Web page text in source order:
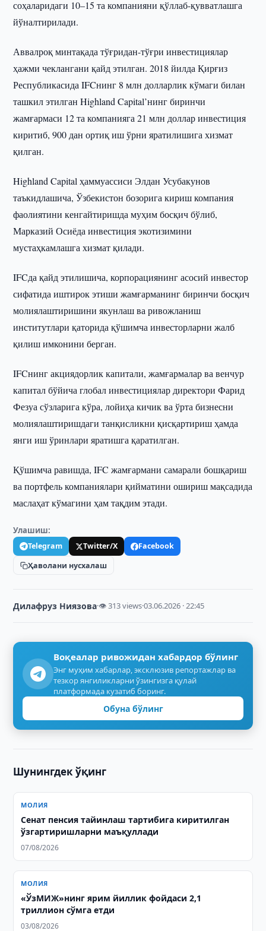
соҳаларидаги 10–15 та компанияни қўллаб-қувватлашга
йўналтирилади.
Аввалроқ минтақада тўғридан-тўғри инвестициялар
ҳажми чеклангани қайд этилган. 2018 йилда Қирғиз
Республикасида IFCнинг 8 млн долларлик кўмаги билан
ташкил этилган Highland Capital’нинг биринчи
жамғармаси 12 та компанияга 21 млн доллар инвестиция
киритиб, 900 дан ортиқ иш ўрни яратилишига хизмат
қилган.
Highland Capital ҳаммуассиси Элдан Усубакунов
таъкидлашича, Ўзбекистон бозорига кириш компания
фаолиятини кенгайтиришда муҳим босқич бўлиб,
Марказий Осиёда инвестиция экотизимини
мустаҳкамлашга хизмат қилади.
IFCда қайд этилишича, корпорациянинг асосий инвестор
сифатида иштирок этиши жамғарманинг биринчи босқич
молиялаштиришини якунлаш ва ривожланиш
институтлари қаторида қўшимча инвесторларни жалб
қилиш имконини берган.
IFCнинг акциядорлик капитали, жамғармалар ва венчур
капитал бўйича глобал инвестициялар директори Фарид
Фезуа сўзларига кўра, лойиҳа кичик ва ўрта бизнесни
молиялаштиришдаги танқисликни қисқартириш ҳамда
янги иш ўринлари яратишга қаратилган.
Қўшимча равишда, IFC жамғармани самарали бошқариш
ва портфель компаниялари қийматини ошириш мақсадида
маслаҳат кўмагини ҳам тақдим этади.
Улашиш:
Telegram Twitter/X
Facebook
Ҳаволани нусхалаш
Дилафруз Ниязова·👁 313 views·03.06.2026 · 22:45
Воқеалар ривожидан хабардор бўлинг
Энг муҳим хабарлар, эксклюзив репортажлар ва
тезкор янгиликларни ўзингизга қулай
платформада кузатиб боринг.
Обуна бўлинг
Шунингдек ўқинг
МОЛИЯ
Сенат пенсия тайинлаш тартибига киритилган
ўзгартиришларни маъқуллади
07/08/2026
МОЛИЯ
«ЎзМИЖ»нинг ярим йиллик фойдаси 2,1
триллион сўмга етди
03/08/2026